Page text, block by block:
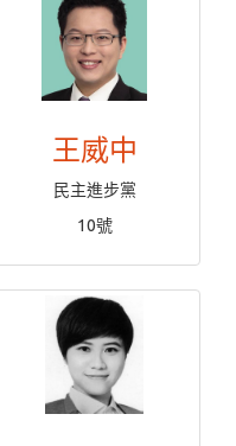
王威中
民主進步黨
10號